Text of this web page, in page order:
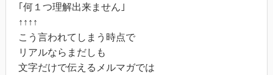
｢何１つ理解出来ません｣
↑↑↑↑
こう言われてしまう時点で
リアルならまだしも
文字だけで伝えるメルマガでは